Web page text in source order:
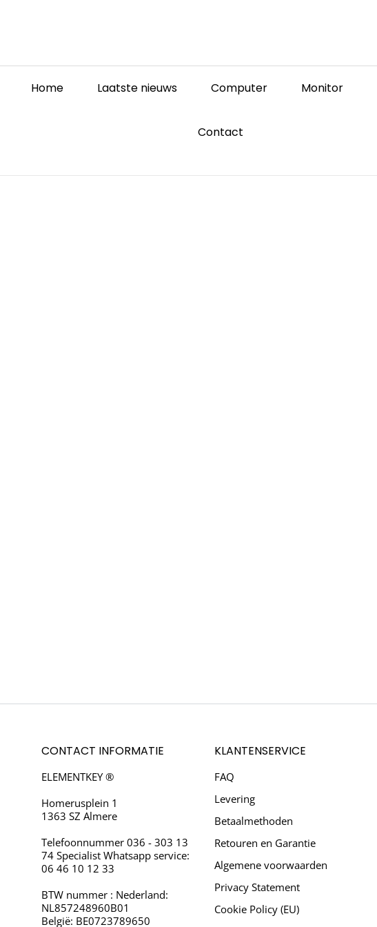
Home Laatste nieuws Computer Monitor
Contact
CONTACT INFORMATIE
ELEMENTKEY ®
Homerusplein 1
1363 SZ Almere
Telefoonnummer 036 - 303 13
74 Specialist Whatsapp service:
06 46 10 12 33
BTW nummer : Nederland:
NL857248960B01
België: BE0723789650
KLANTENSERVICE
FAQ
Levering
Betaalmethoden
Retouren en Garantie
Algemene voorwaarden
Privacy Statement
Cookie Policy (EU)